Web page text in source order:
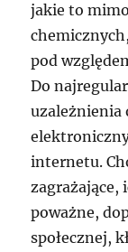
jakie to
pod
Do
uzależnienia
internetu.
zagrażające,
poważne,
społecznej,